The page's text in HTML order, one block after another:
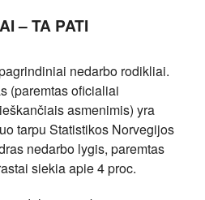
– TA PATI
nedarbo rodikliai.
(paremtas oficialiai
asmenimis) yra
tarpu Statistikos Norvegijos
nedarbo lygis, paremtas
siekia apie 4 proc.